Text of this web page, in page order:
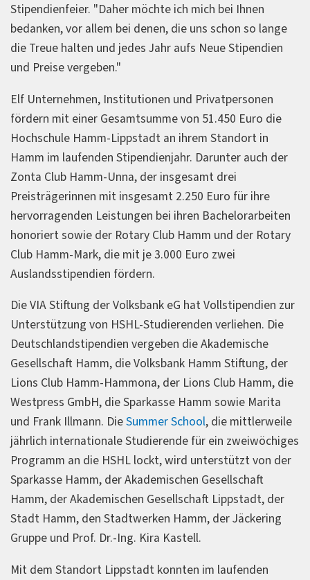
Stipendienfeier. "Daher möchte ich mich bei Ihnen
bedanken, vor allem bei denen, die uns schon so lange
die Treue halten und jedes Jahr aufs Neue Stipendien
und Preise vergeben."
Elf Unternehmen, Institutionen und Privatpersonen
fördern mit einer Gesamtsumme von 51.450 Euro die
Hochschule Hamm-Lippstadt an ihrem Standort in
Hamm im laufenden Stipendienjahr. Darunter auch der
Zonta Club Hamm-Unna, der insgesamt drei
Preisträgerinnen mit insgesamt 2.250 Euro für ihre
hervorragenden Leistungen bei ihren Bachelorarbeiten
honoriert sowie der Rotary Club Hamm und der Rotary
Club Hamm-Mark, die mit je 3.000 Euro zwei
Auslandsstipendien fördern.
Die VIA Stiftung der Volksbank eG hat Vollstipendien zur
Unterstützung von HSHL-Studierenden verliehen. Die
Deutschlandstipendien vergeben die Akademische
Gesellschaft Hamm, die Volksbank Hamm Stiftung, der
Lions Club Hamm-Hammona, der Lions Club Hamm, die
Westpress GmbH, die Sparkasse Hamm sowie Marita
und Frank Illmann. DieSummer School, die mittlerweile
jährlich internationale Studierende für ein zweiwöchiges
Programm an die HSHL lockt, wird unterstützt von der
Sparkasse Hamm, der Akademischen Gesellschaft
Hamm, der Akademischen Gesellschaft Lippstadt, der
Stadt Hamm, den Stadtwerken Hamm, der Jäckering
Gruppe und Prof. Dr.-Ing. Kira Kastell.
Mit dem Standort Lippstadt konnten im laufenden